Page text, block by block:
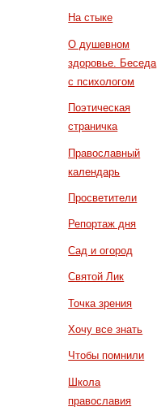
На стыке
О душевном
здоровье. Беседа
с психологом
Поэтическая
страничка
Православный
календарь
Просветители
Репортаж дня
Сад и огород
Святой Лик
Точка зрения
Хочу все знать
Чтобы помнили
Школа
православия